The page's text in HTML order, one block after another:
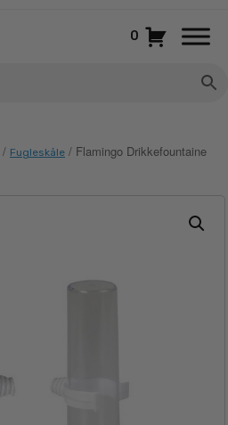
0
/ Fugleskåle / Flamingo Drikkefountaine